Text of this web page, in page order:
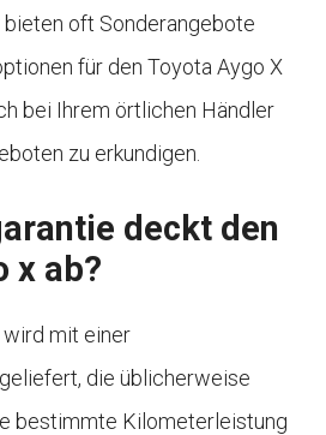
bieten oft Sonderangebote
für den Toyota Aygo X
bei Ihrem örtlichen Händler
zu erkundigen.
deckt den
x ab?
wird mit einer
die üblicherweise
bestimmte Kilometerleistung